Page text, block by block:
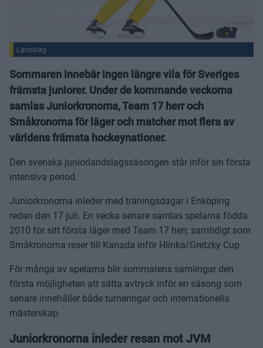
Landslag
Sommaren innebär ingen längre vila för Sveriges
främsta juniorer. Under de kommande veckorna
samlas Juniorkronorna, Team 17 herr och
Småkronorna för läger och matcher mot flera av
världens främsta hockeynationer.
Den svenska juniorlandslagssäsongen står inför sin första
intensiva period.
Juniorkronorna inleder med träningsdagar i Enköping
redan den 17 juli. En vecka senare samlas spelarna födda
2010 för sitt första läger med Team 17 herr, samtidigt som
Småkronorna reser till Kanada inför Hlinka/Gretzky Cup.
För många av spelarna blir sommarens samlingar den
första möjligheten att sätta avtryck inför en säsong som
senare innehåller både turneringar och internationella
mästerskap.
Juniorkronorna inleder resan mot JVM